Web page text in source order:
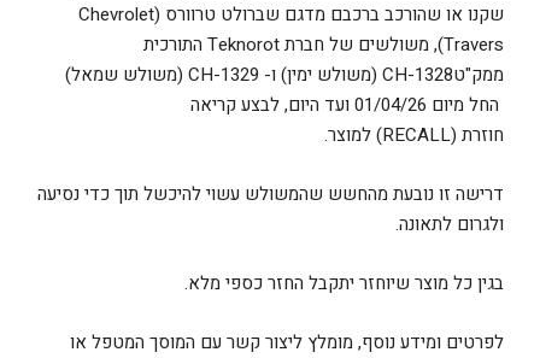
שקנו או שהורכב ברכבם מדגם שברולט טרוורס (Chevrolet
Travers), משולשים של חברת Teknorot התורכית
ממק"טCH-1328 (משולש ימין) ו- CH-1329 (משולש שמאל)
החל מיום 01/04/26 ועד היום, לבצע קריאה
חוזרת (RECALL) למוצר.
דרישה זו נובעת מהחשש שהמשולש עשוי להיכשל תוך כדי נסיעה
ולגרום לתאונה.
בגין כל מוצר שיוחזר יתקבל החזר כספי מלא.
לפרטים ומידע נוסף, מומלץ ליצור קשר עם המוסך המטפל או